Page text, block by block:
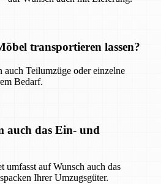
transportieren lassen?
Teilumzüge oder einzelne
Bedarf.
auch das Ein- und
umfasst auf Wunsch auch das
Ihrer Umzugsgüter.